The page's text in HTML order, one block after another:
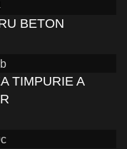
BETON
TIMPURIE A